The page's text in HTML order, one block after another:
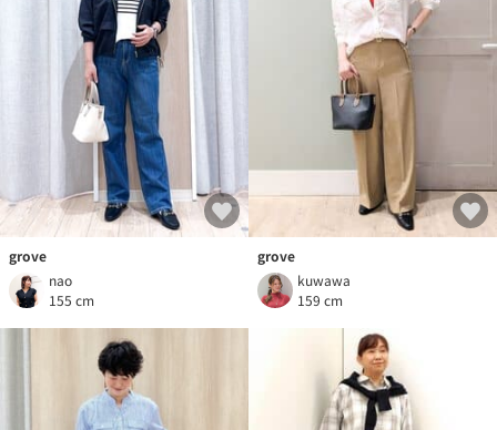
grove
nao
155 cm
grove
kuwawa
159 cm